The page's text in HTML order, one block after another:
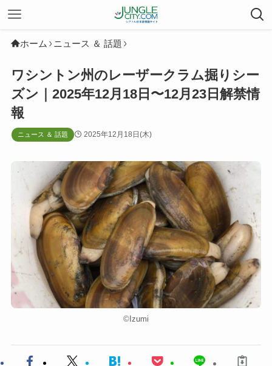
ホーム ニュース ＆ 話題
ワシントン州のレーザークラム掘りシー
ズン｜2025年12月18日〜12月23日解禁情
報
ニュース ＆ 話題 2025年12月18日(木)
©︎Izumi